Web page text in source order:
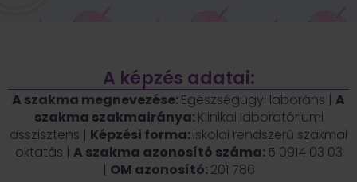
A képzés adatai:
A szakma megnevezése:Egészségügyi laboráns | A
szakma szakmairánya:Klinikai laboratóriumi
asszisztens | Képzési forma:iskolai rendszerű szakmai
oktatás | A szakma azonosító száma: 5 0914 03 03
| OM azonosító:201 786